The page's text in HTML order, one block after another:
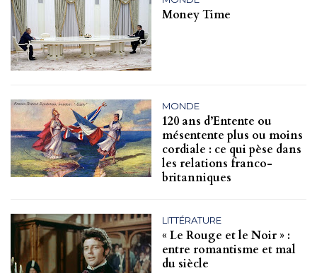
Money Time
MONDE
120 ans d’Entente ou
mésentente plus ou moins
cordiale : ce qui pèse dans
les relations franco-
britanniques
LITTÉRATURE
« Le Rouge et le Noir » :
entre romantisme et mal
du siècle